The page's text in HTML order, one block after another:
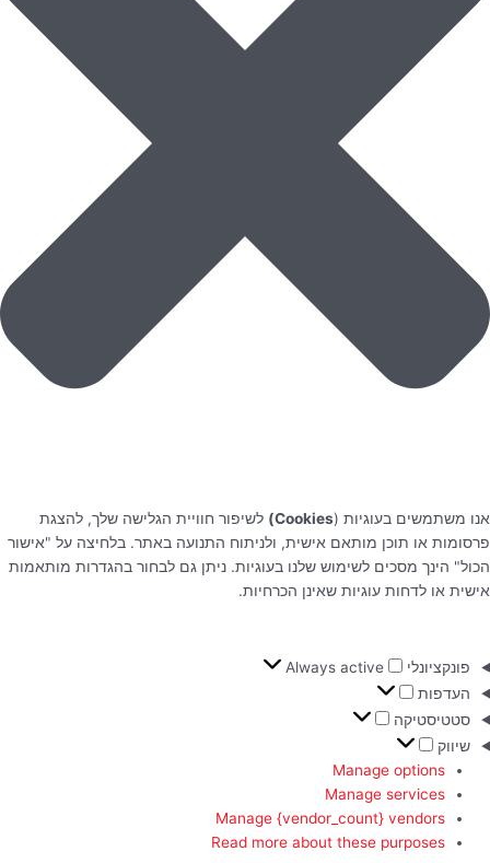
אנו משתמשים בעוגיות (Cookies)
לשיפור חוויית הגלישה שלך, להצגת
פרסומות או תוכן מותאם אישית, ולניתוח התנועה באתר. בלחיצה על "אישור
הכול" הינך מסכים לשימוש שלנו בעוגיות. ניתן גם לבחור בהגדרות מותאמות
אישית או לדחות עוגיות שאינן הכרחיות.
פונקציונלי
Always active
העדפות
סטטיסטיקה
שיווק
Manage options
Manage services
Manage {vendor_count} vendors
Read more about these purposes